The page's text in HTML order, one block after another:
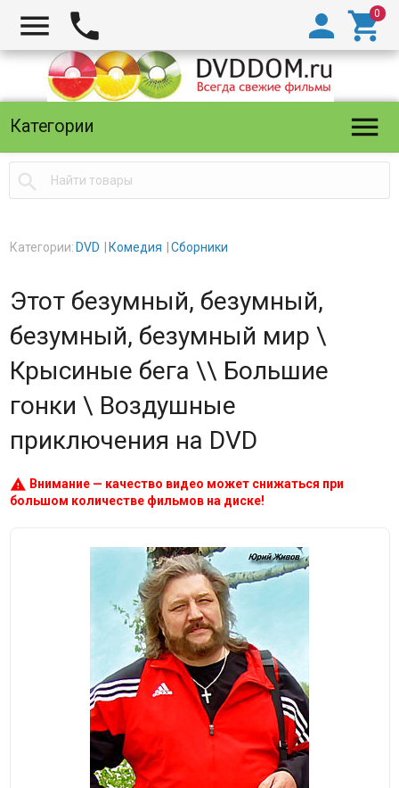
  

Категории 

Категории: DVD Комедия Сборники
Этот безумный, безумный,
безумный, безумный мир \
Крысиные бега \\ Большие
гонки \ Воздушные
приключения на DVD
warning Внимание — качество видео может снижаться при
большом количестве фильмов на диске!